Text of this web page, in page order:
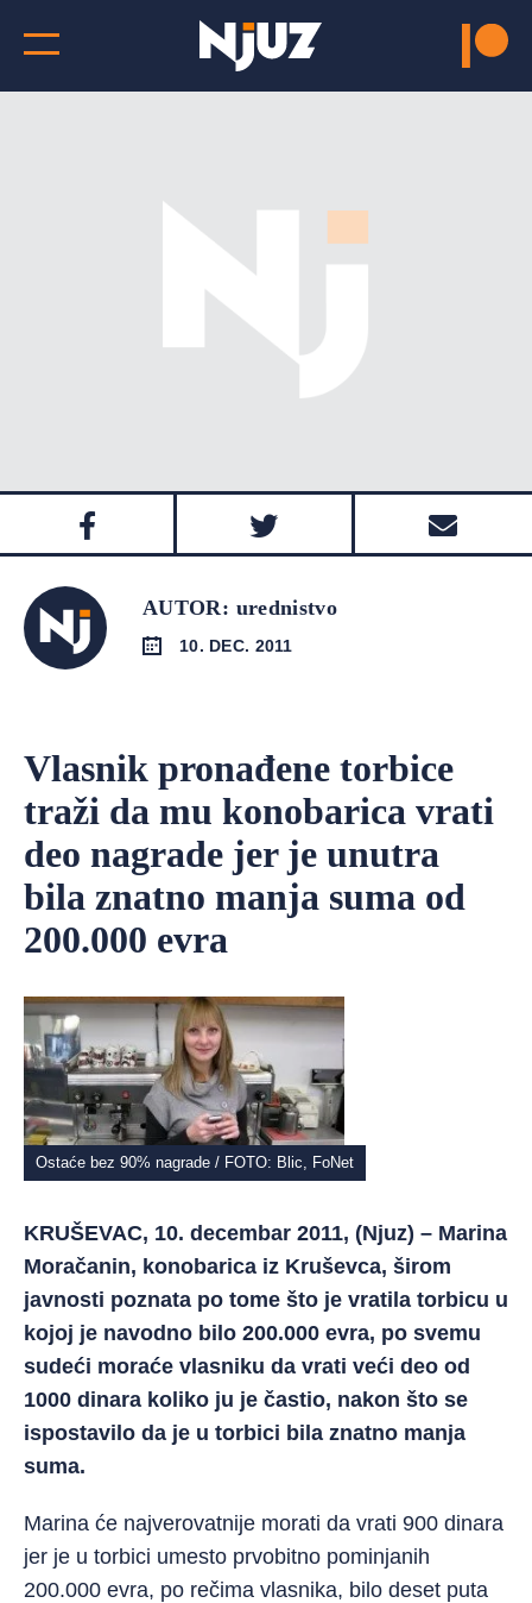
AUTOR: urednistvo
10. DEC. 2011
Vlasnik pronađene torbice
traži da mu konobarica vrati
deo nagrade jer je unutra
bila znatno manja suma od
200.000 evra
Ostaće bez 90% nagrade / FOTO: Blic, FoNet
KRUŠEVAC, 10. decembar 2011, (Njuz) – Marina
Moračanin, konobarica iz Kruševca, širom
javnosti poznata po tome što je vratila torbicu u
kojoj je navodno bilo 200.000 evra, po svemu
sudeći moraće vlasniku da vrati veći deo od
1000 dinara koliko ju je častio, nakon što se
ispostavilo da je u torbici bila znatno manja
suma.
Marina će najverovatnije morati da vrati 900 dinara
jer je u torbici umesto prvobitno pominjanih
200.000 evra, po rečima vlasnika, bilo deset puta